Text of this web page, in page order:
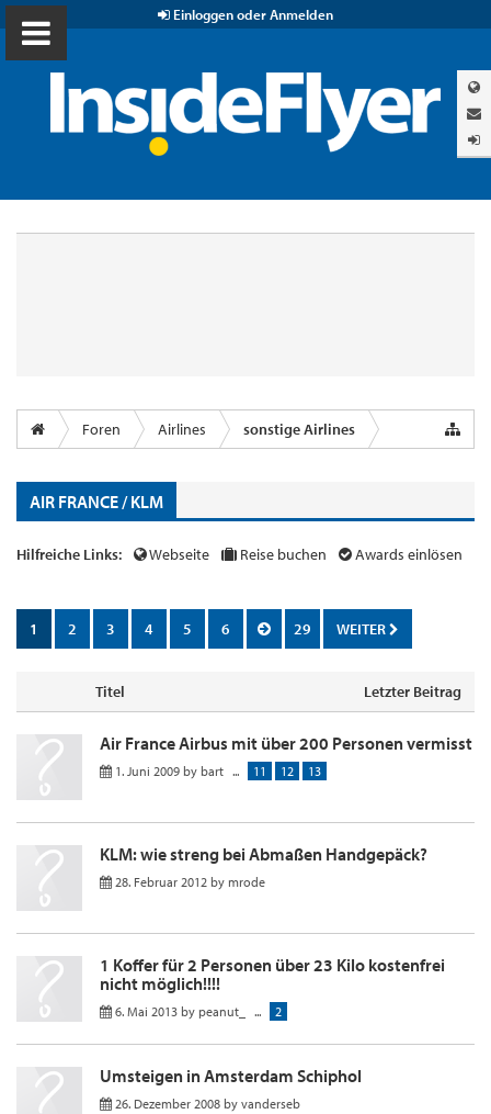
Einloggen oder Anmelden
Foren Airlines sonstige Airlines
AIR FRANCE / KLM
Hilfreiche Links: Webseite Reise buchen Awards einlösen
1 2 3 4 5 6 29 WEITER
Titel Letzter Beitrag
Air France Airbus mit über 200 Personen vermisst
1. Juni 2009 by bart ... 11 12 13
KLM: wie streng bei Abmaßen Handgepäck?
28. Februar 2012 by mrode
1 Koffer für 2 Personen über 23 Kilo kostenfrei
nicht möglich!!!!
6. Mai 2013 by peanut_ ... 2
Umsteigen in Amsterdam Schiphol
26. Dezember 2008 by vanderseb